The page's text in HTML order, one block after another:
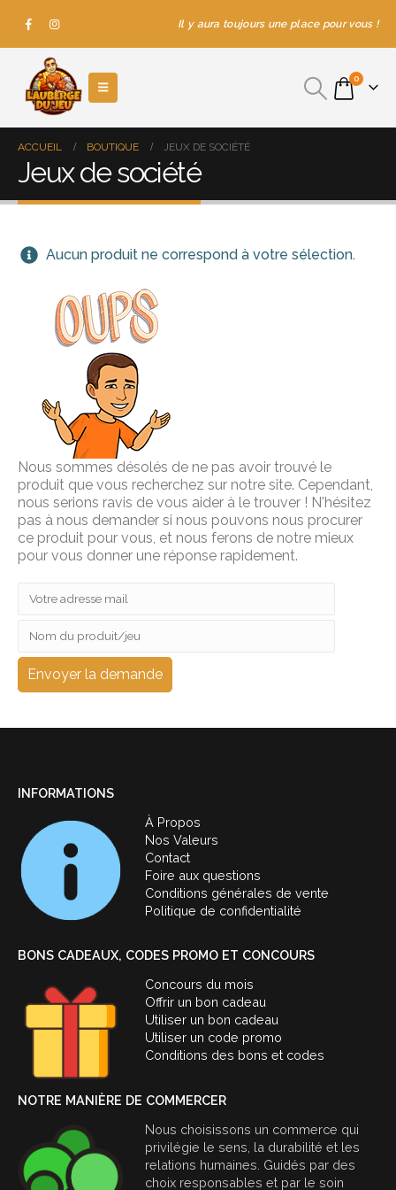
Il y aura toujours une place pour vous !
0
ACCUEIL BOUTIQUE JEUX DE SOCIÉTÉ
Jeux de société
Aucun produit ne correspond à votre sélection.
Nous sommes désolés de ne pas avoir trouvé le
produit que vous recherchez sur notre site. Cependant,
nous serions ravis de vous aider à le trouver ! N'hésitez
pas à nous demander si nous pouvons nous procurer
ce produit pour vous, et nous ferons de notre mieux
pour vous donner une réponse rapidement.
INFORMATIONS
À Propos
Nos Valeurs
Contact
Foire aux questions
Conditions générales de vente
Politique de confidentialité
BONS CADEAUX, CODES PROMO ET CONCOURS
Concours du mois
Offrir un bon cadeau
Utiliser un bon cadeau
Utiliser un code promo
Conditions des bons et codes
NOTRE MANIÈRE DE COMMERCER
Nous choisissons un commerce qui
privilégie le sens, la durabilité et les
relations humaines. Guidés par des
choix responsables et par le soin